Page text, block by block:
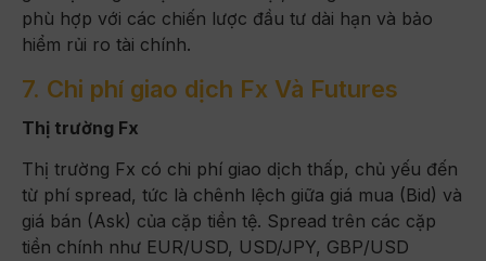
phù hợp với các chiến lược đầu tư dài hạn và bảo
hiểm rủi ro tài chính.
7. Chi phí giao dịch Fx Và Futures
Thị trường Fx
Thị trường Fx có chi phí giao dịch thấp, chủ yếu đến
từ phí spread, tức là chênh lệch giữa giá mua (Bid) và
giá bán (Ask) của cặp tiền tệ. Spread trên các cặp
tiền chính như EUR/USD, USD/JPY, GBP/USD